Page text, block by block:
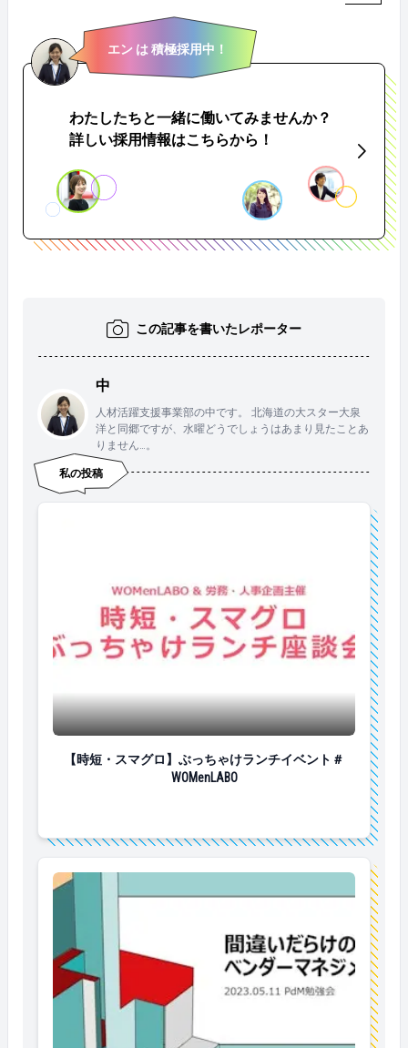
エン は 積極採用中！
わたしたちと一緒に働いてみませんか？
詳しい採用情報はこちらから！
この記事を書いたレポーター
中
人材活躍支援事業部の中です。 北海道の大スター大泉
洋と同郷ですが、水曜どうでしょうはあまり見たことあ
りません…。
私の投稿
【時短・スマグロ】ぶっちゃけランチイベント＃
【時短・スマグロ】ぶっちゃけランチイベント＃
WOMenLABO